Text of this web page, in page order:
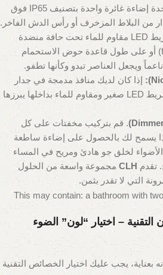
ضع وحدة إضاءة غائرة واحدة بتصنيف IP65 فوق
من البلاط المزخرف أو رأس الدش الفاخر.
قم بتركيب شريط LED مقاوم للماء تحت حافة منضدة
الزينة العائمة (floating vanity) أو على طول قاعدة حوض الاستحمام
ويجعل العناصر تبدو وكأنها تطفو.
إذا كان لديك منافذ مدمجة في جدار
الدش أو الحمام، فإن وضع شريط LED صغير ومقاوم للماء بداخلها يبرزها
. قم بتركيب مخفتات على كل
يسمح لك بالحصول على إضاءة ساطعة
لخلق جو هادئ ومريح في المساء
تقدم CLH مجموعة واسعة من الحلول
التي لا تقدر بثمن.
التقنية – اختيار “لون” الضوء
بعناية، يجب عليك اختيار الخصائص التقنية